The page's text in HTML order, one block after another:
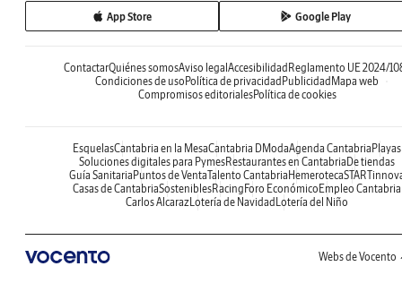
App Store Google Play
ContactarQuiénes somosAviso legal Accesibilidad Reglamento UE 2024/
Condiciones de uso Política de privacidad Publicidad Mapa web
Compromisos editorialesPolítica de cookies
EsquelasCantabria en la MesaCantabria DModaAgenda Cantabria Playas
Soluciones digitales para PymesRestaurantes en Cantabria De tiendas
Guía Sanitaria Puntos de VentaTalento Cantabria Hemeroteca
Casas de CantabriaSosteniblesRacing Foro Económico Empleo Cantabria
Carlos AlcarazLotería de Navidad Lotería del Niño
Webs de Vocento